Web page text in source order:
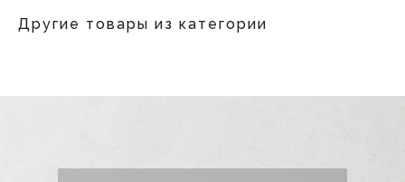
Другие товары из категории